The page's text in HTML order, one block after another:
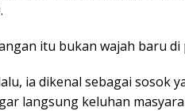
itu bukan wajah baru di
ia dikenal sebagai sosok
langsung keluhan